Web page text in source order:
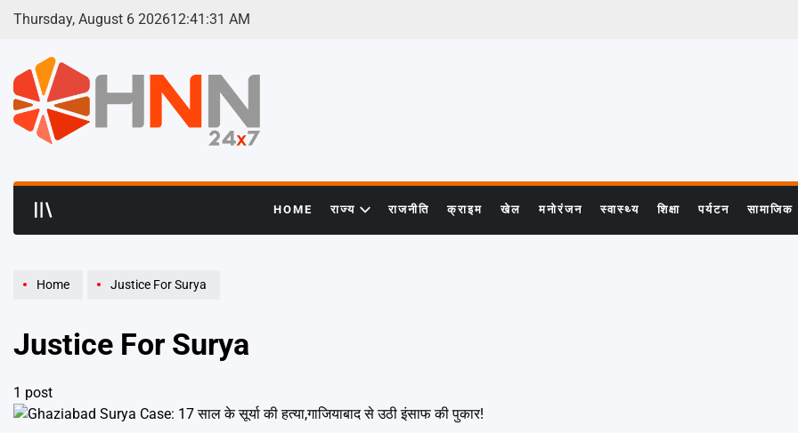
Skip
Thursday, August 6 202612:41 :32 AM
HOME राज्य राजनीति क्राइम खेल मनोरंजन स्वास्थ्य शिक्षा पर्यटन सामाजिक
Home Justice For Surya
Justice For Surya
1 post